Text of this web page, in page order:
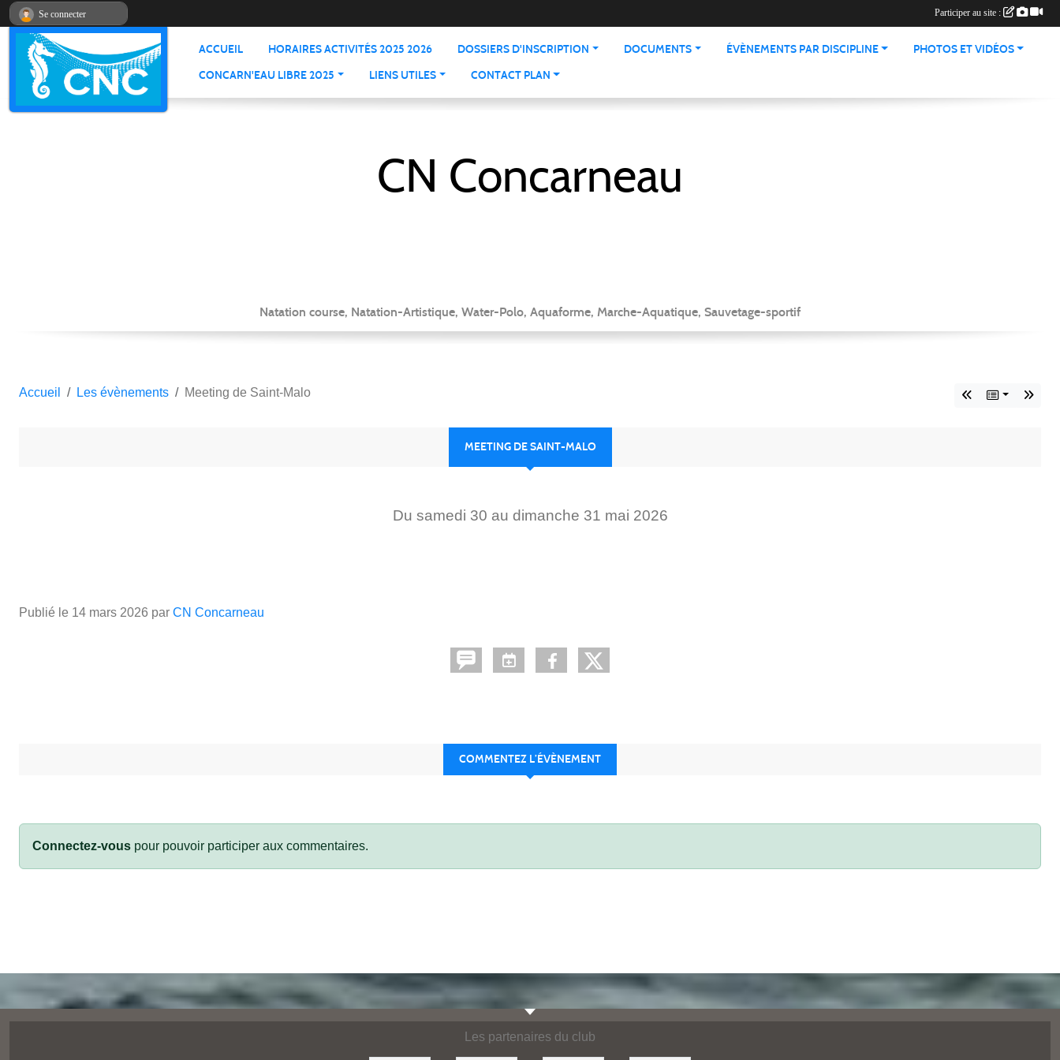
ACCUEIL HORAIRES ACTIVITÉS 2025 2026 DOSSIERS D'INSCRIPTION DOCUMENTS ÉVÈNEMENTS PAR DISCIPLINE
PHOTOS ET VIDÉOS
CONCARN'EAU LIBRE 2025
LIENS UTILES CONTACT PLAN
CN Concarneau
Natation course, Natation-Artistique, Water-Polo, Aquaforme, Marche-Aquatique, Sauvetage-sportif
Accueil Les évènements Meeting de Saint-Malo
MEETING DE SAINT-MALO
Du samedi 30 au dimanche 31 mai 2026
Publié le 14 mars 2026 par CN Concarneau
COMMENTEZ L’ÉVÈNEMENT
Connectez-vous pour pouvoir participer aux commentaires.
Les partenaires du club
Se connecter Participer au site :
Panneau de gestion des cookies